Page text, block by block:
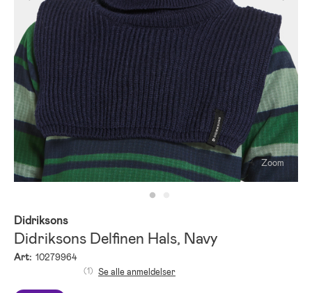
Zoom
Didriksons
Didriksons Delfinen Hals, Navy
Art: 10279964
(1) Se alle anmeldelser